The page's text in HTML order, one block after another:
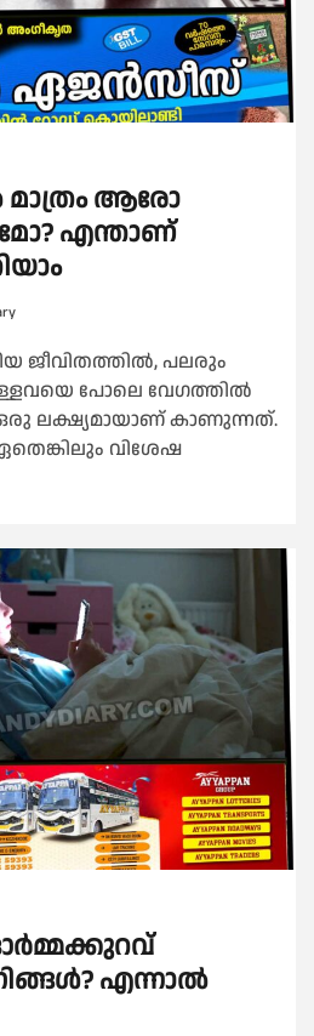
മാത്രം ആരോ​
എന്താണ്
ജീവിതത്തിൽ, പലരും
പോലെ വേഗത്തിൽ
ലക്ഷ്യമായാണ് കാണുന്നത്.
വിശേഷ
എന്നാൽ